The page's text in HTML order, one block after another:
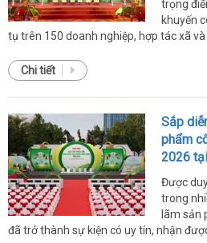
trọng
khuyến
tụ trên 150 doanh nghiệp, hợp tác xã và
Chi tiết
Sắp
phẩm
2026
Được
trong
lãm sản
đã trở thành sự kiện có uy tín, nhận